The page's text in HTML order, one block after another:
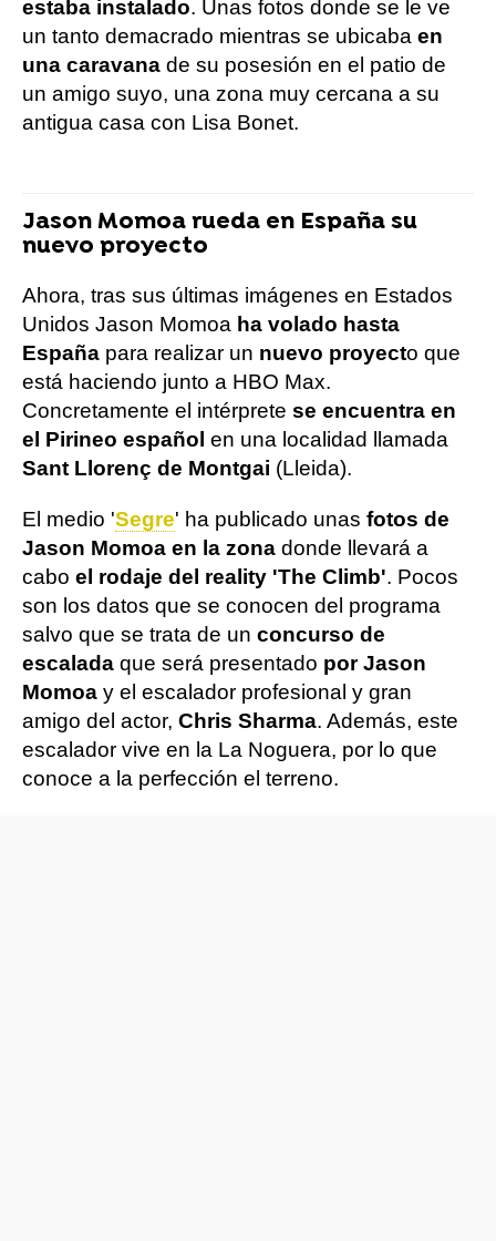
estaba instalado. Unas fotos donde se le ve
un tanto demacrado mientras se ubicaba en
una caravana de su posesión en el patio de
un amigo suyo, una zona muy cercana a su
antigua casa con Lisa Bonet.
Jason Momoa rueda en España su
nuevo proyecto
Ahora, tras sus últimas imágenes en Estados
Unidos Jason Momoa ha volado hasta
España para realizar un nuevo proyecto que
está haciendo junto a HBO Max.
Concretamente el intérprete se encuentra en
el Pirineo español en una localidad llamada
Sant Llorenç de Montgai (Lleida).
El medio 'Segre' ha publicado unas fotos de
Jason Momoa en la zona donde llevará a
cabo el rodaje del reality 'The Climb'. Pocos
son los datos que se conocen del programa
salvo que se trata de un concurso de
escalada que será presentado por Jason
Momoa y el escalador profesional y gran
amigo del actor, Chris Sharma. Además, este
escalador vive en la La Noguera, por lo que
conoce a la perfección el terreno.